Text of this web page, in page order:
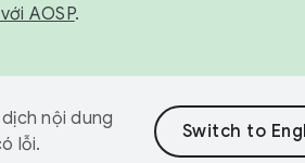
AOSP.
nội dung
lỗi.